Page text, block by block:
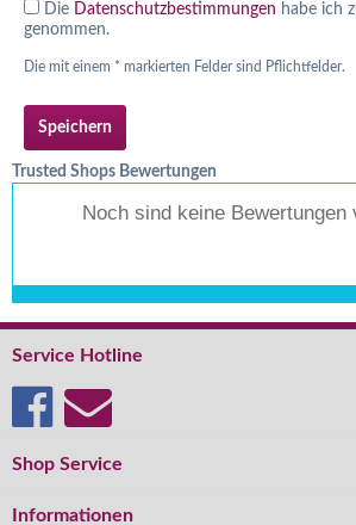
Die Datenschutzbestimmungen habe ich
genommen.
Die mit einem * markierten Felder sind Pflichtfelder.
Speichern
Trusted Shops Bewertungen
Noch sind keine Bewertungen
Service Hotline
Shop Service
Informationen